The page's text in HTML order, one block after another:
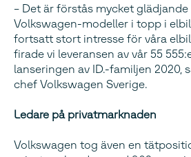
– Det är förstås mycket glädjande
Volkswagen-modeller i topp i
fortsatt stort intresse för våra
firade vi leveransen av vår 55
lanseringen av ID.-familjen 2020,
chef Volkswagen Sverige.
Ledare på privatmarknaden
Volkswagen tog även en